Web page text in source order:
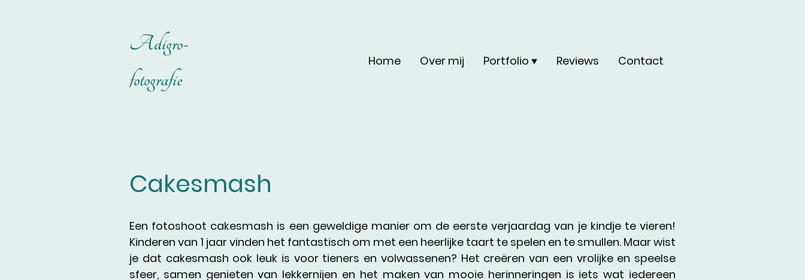
Adigro-
fotografie
Home Over mij Portfolio Reviews Contact
Cakesmash
Een fotoshoot cakesmash is een geweldige manier om de eerste verjaardag van je kindje te vieren!
Kinderen van 1 jaar vinden het fantastisch om met een heerlijke taart te spelen en te smullen. Maar wist
je dat cakesmash ook leuk is voor tieners en volwassenen? Het creëren van een vrolijke en speelse
sfeer, samen genieten van lekkernijen en het maken van mooie herinneringen is iets wat iedereen